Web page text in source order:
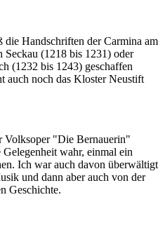
die Handschriften der Carmina am
(1218 bis 1231) oder
(1232 bis 1243) geschaffen
auch noch das Kloster Neustift
Volksoper "Die Bernauerin"
wahr, einmal ein
Ich war auch davon überwältigt
und dann aber auch von der
Geschichte.